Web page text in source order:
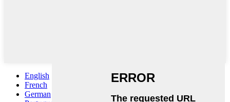
English
French
German